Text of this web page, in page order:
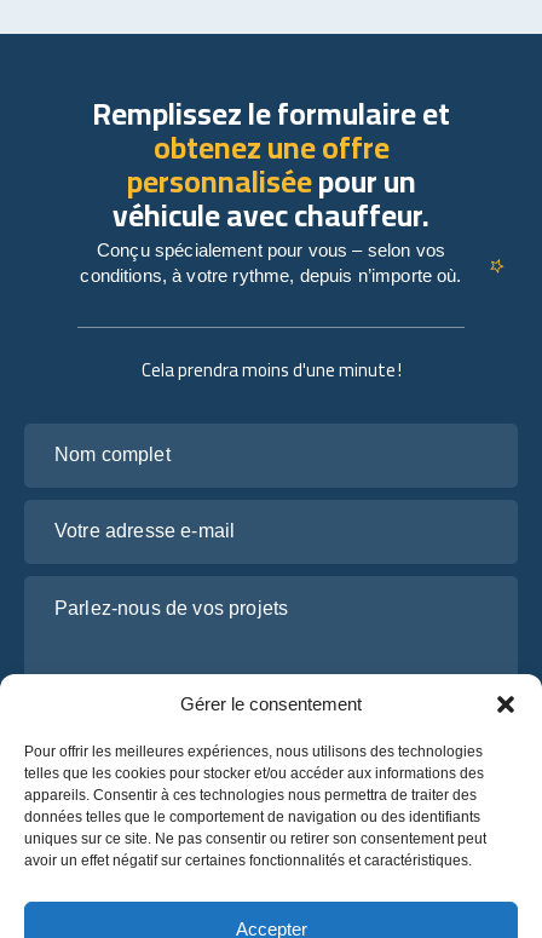
Gérer le consentement
Pour offrir les meilleures expériences, nous utilisons des technologies
telles que les cookies pour stocker et/ou accéder aux informations des
appareils. Consentir à ces technologies nous permettra de traiter des
données telles que le comportement de navigation ou des identifiants
uniques sur ce site. Ne pas consentir ou retirer son consentement peut
avoir un effet négatif sur certaines fonctionnalités et caractéristiques.
Accepter
Cela prendra moins d'une minute !
J’ai lu et j’accepte lapolitique de confidentialité
d’OsaBus.
Obtenez un devis
Remplissez le formulaire et
obtenez une offre
personnaliséepour un
véhicule avec chauffeur.
Conçu spécialement pour vous – selon vos
conditions, à votre rythme, depuis n’importe où.